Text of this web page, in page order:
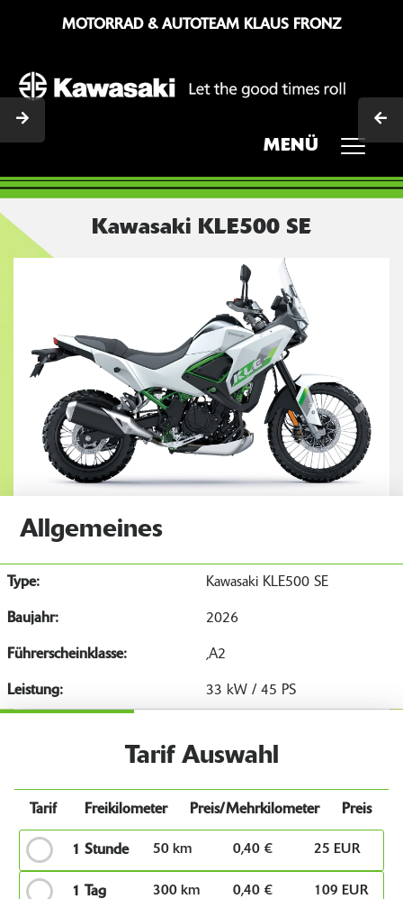
MOTORRAD & AUTOTEAM KLAUS FRONZ
MENÜ
Kawasaki KLE500 SE
Previous
Allgemeines
Type: Kawasaki KLE500 SE
Baujahr: 2026
Führerscheinklasse: ,A2
Leistung: 33 kW / 45 PS
Tarif Auswahl
Tarif Freikilometer Preis/Mehrkilometer Preis
1 Stunde 50 km 0,40 € 25 EUR
1 Tag 300 km 0,40 € 109 EUR